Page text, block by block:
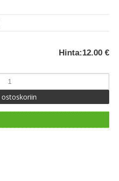
Hinta:12.00 €